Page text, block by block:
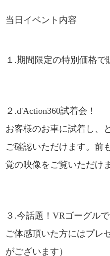
当日イベント内容
１.期間限定の特別価格で
２.d'Action360試着会！
お客様のお車に試着し、
ご確認いただけます。前
覚の映像をご覧いただけ
３.今話題！VRゴーグル
ご体感頂いた方にはプレ
がございます）